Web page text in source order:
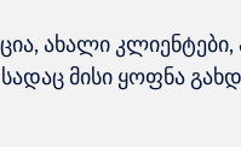
ახალი
მისი ყოფნა